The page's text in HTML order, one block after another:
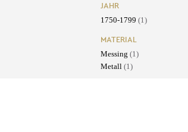
JAHR
1750-1799 (1)
MATERIAL
Messing (1)
Metall (1)